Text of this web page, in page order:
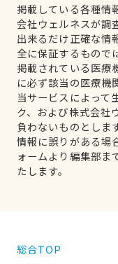
掲載している各種情
会社ウェルネスが調
出来るだけ正確な情
全に保証するもので
掲載されている医療
に必ず該当の医療機
当サービスによって
ク、および株式会社
負わないものとします
情報に誤りがある場
ォームより編集部ま
たします。
総合TOP